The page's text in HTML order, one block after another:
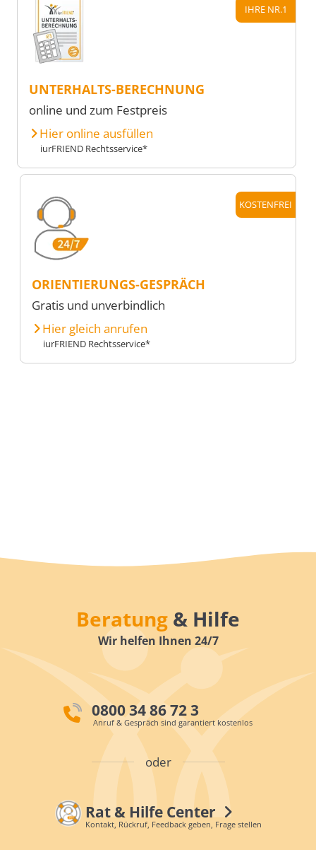
IHRE NR.1
UNTERHALTS-BERECHNUNG
online und zum Festpreis
Hier online ausfüllen
iurFRIEND Rechtsservice*
KOSTENFREI
ORIENTIERUNGS-GESPRÄCH
Gratis und unverbindlich
Hier gleich anrufen
iurFRIEND Rechtsservice*
Beratung & Hilfe
Wir helfen Ihnen 24/7
0800 34 86 72 3
Anruf & Gespräch sind garantiert kostenlos
oder
Rat & Hilfe Center
Kontakt, Rückruf, Feedback geben, Frage stellen